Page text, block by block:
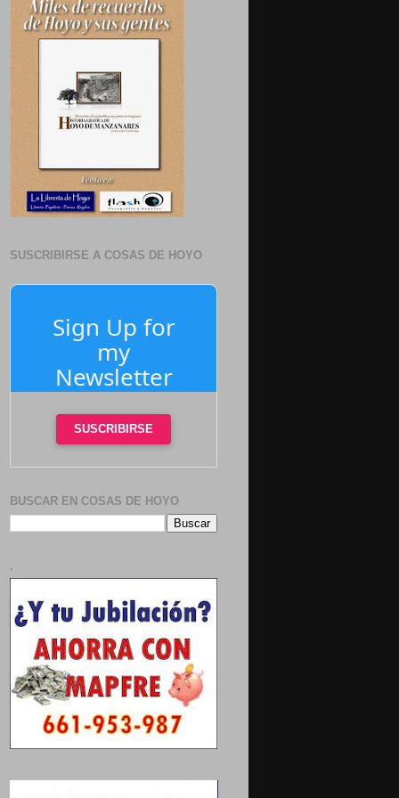
SUSCRIBIRSE A COSAS DE HOYO
Sign Up for
my
Newsletter
SUSCRIBIRSE
BUSCAR EN COSAS DE HOYO
.